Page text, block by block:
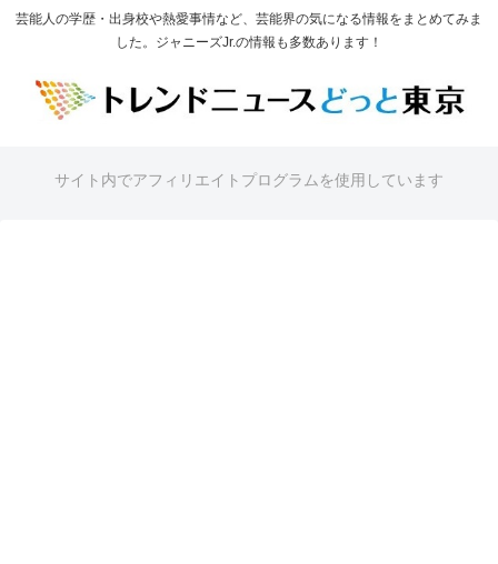
芸能人の学歴・出身校や熱愛事情など、芸能界の気になる情報をまとめてみま
した。ジャニーズJr.の情報も多数あります！
サイト内でアフィリエイトプログラムを使用しています